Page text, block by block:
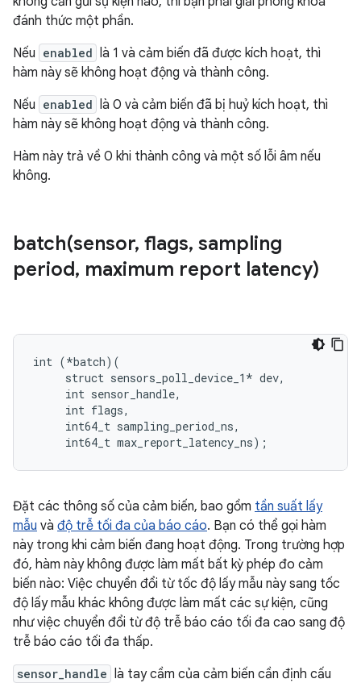
đánh thức một phần.
Nếu enabled là 1 và cảm biến đã được kích hoạt, thì
hàm này sẽ không hoạt động và thành công.
Nếu enabled là 0 và cảm biến đã bị huỷ kích hoạt, thì
hàm này sẽ không hoạt động và thành công.
Hàm này trả về 0 khi thành công và một số lỗi âm nếu
không.
batch(sensor, flags, sampling
period, maximum report latency)
int (*batch)(
     struct sensors_poll_device_1* dev,
     int sensor_handle,
     int flags,
     int64_t sampling_period_ns,
     int64_t max_report_latency_ns);
Đặt các thông số của cảm biến, bao gồm tần suất lấy
mẫu và độ trễ tối đa của báo cáo. Bạn có thể gọi hàm
này trong khi cảm biến đang hoạt động. Trong trường hợp
đó, hàm này không được làm mất bất kỳ phép đo cảm
biến nào: Việc chuyển đổi từ tốc độ lấy mẫu này sang tốc
độ lấy mẫu khác không được làm mất các sự kiện, cũng
như việc chuyển đổi từ độ trễ báo cáo tối đa cao sang độ
trễ báo cáo tối đa thấp.
sensor_handle là tay cầm của cảm biến cần định cấu